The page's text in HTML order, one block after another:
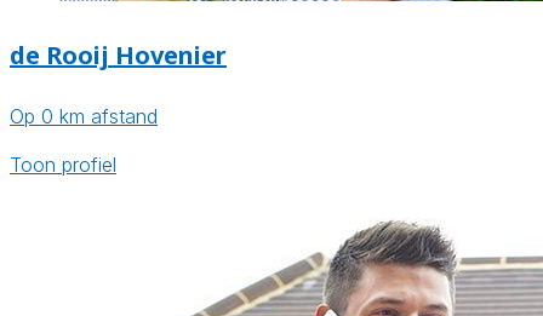
de Rooij Hovenier
Op 0 km afstand
Toon profiel